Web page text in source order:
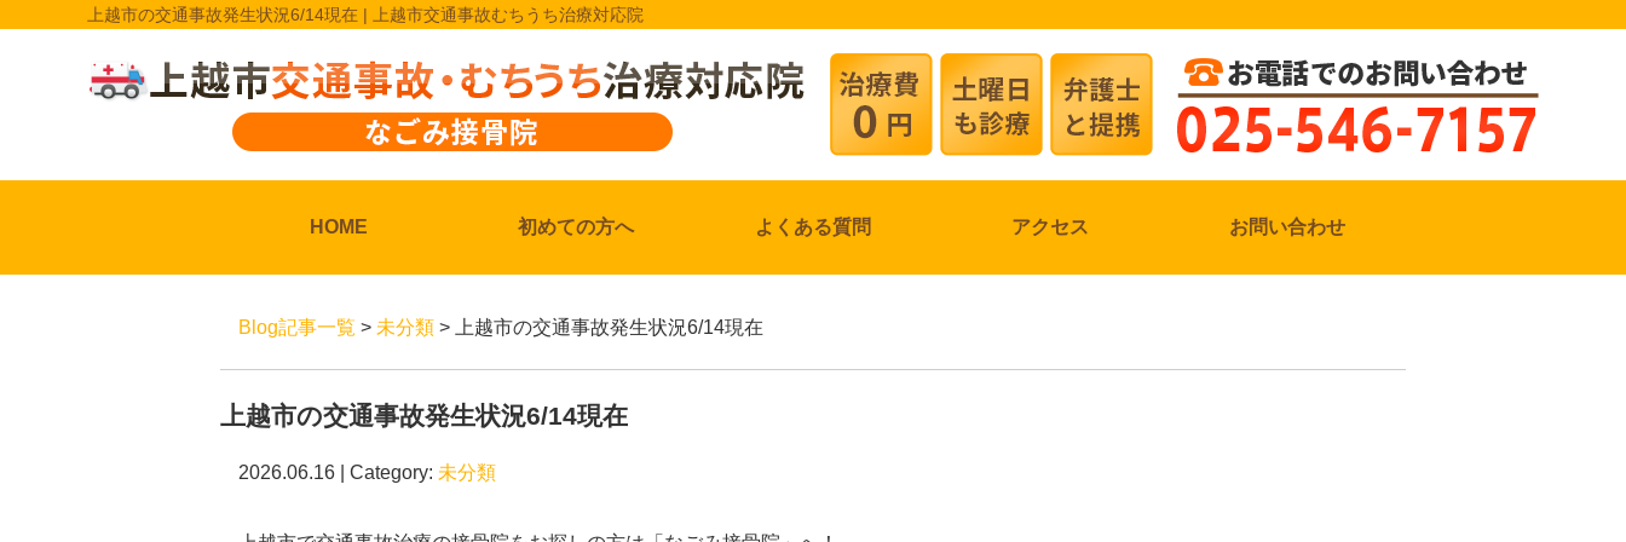
上越市の交通事故発生状況6/14現在 | 上越市交通事故むちうち治療対応院
HOME 初めての方へ よくある質問 アクセス お問い合わせ
Blog記事一覧 > 未分類 > 上越市の交通事故発生状況6/14現在
上越市の交通事故発生状況6/14現在
2026.06.16 | Category: 未分類